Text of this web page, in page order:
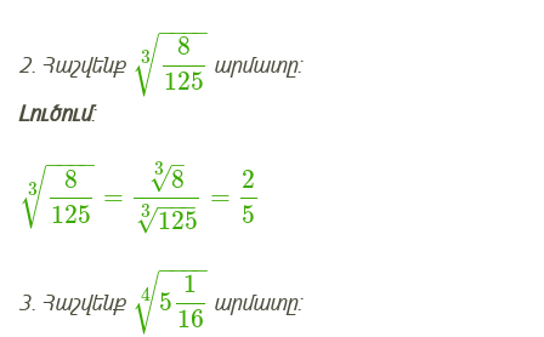
2. Հաշվենք
8
125
− −
−−
√
3
արմատը:
Լուծում:
8
125
− −
−−
√
3 =
8
–
√
3
125
−−
−
√
3 =
2
5
3. Հաշվենք 5
1
16
− −
−−
√
4
արմատը: